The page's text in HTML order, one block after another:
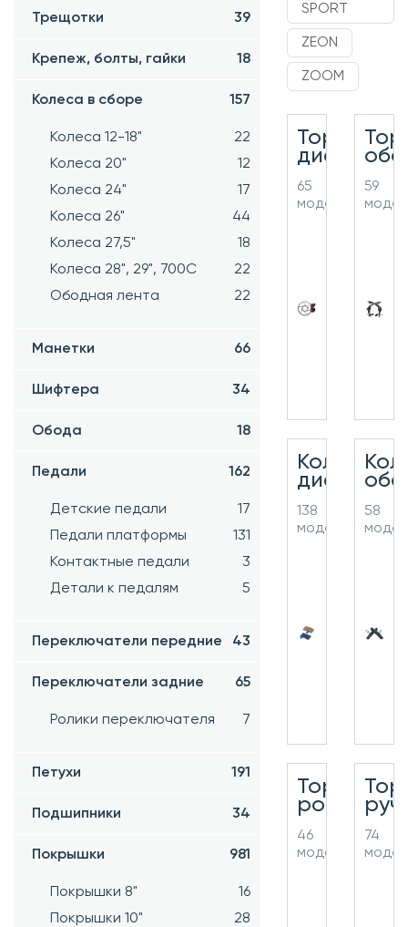
Трещотки 39
Крепеж, болты, гайки 18
Колеса в сборе 157
Колеса 12-18"
22
Колеса 20"
12
Колеса 24"
17
Колеса 26"
44
Колеса 27,5"
18
Колеса 28", 29", 700С
22
Ободная лента
22
Манетки 66
Шифтера 34
Обода 18
Педали 162
Детские педали
17
Педали платформы
131
Контактные педали
3
Детали к педалям
5
Переключатели передние 43
Переключатели задние 65
Ролики переключателя 7
Петухи 191
Подшипники 34
Покрышки 981
Покрышки 8"
16
Покрышки 10"
28
SPORT
ZEON
ZOOM
Тормоза
дисковые
65
моделей
59
Колодки
дисковые
138
моделей
58
ротор
46
моделей
74